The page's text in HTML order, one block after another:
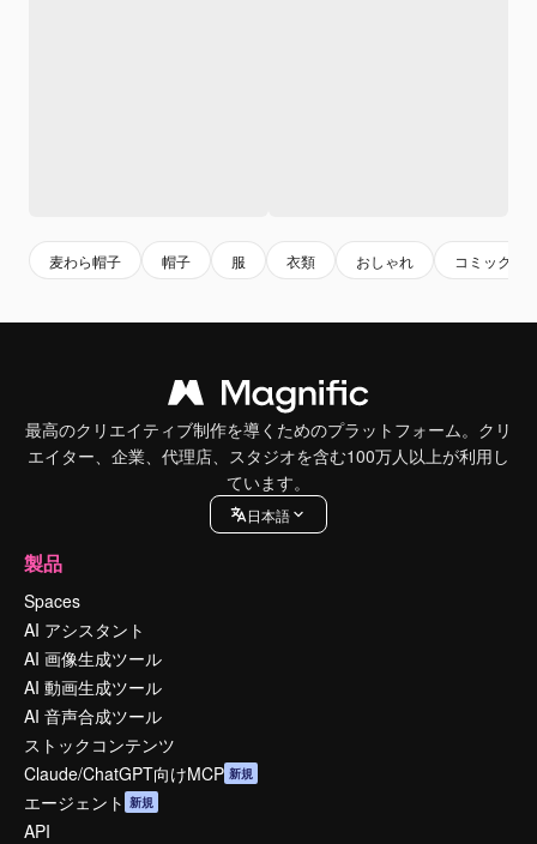
麦わら帽子 帽子 服 衣類 おしゃれ コミックス
最高のクリエイティブ制作を導くためのプラットフォーム。クリ
エイター、企業、代理店、スタジオを含む100万人以上が利用し
ています。
日本語
製品
Spaces
AI アシスタント
AI 画像生成ツール
AI 動画生成ツール
AI 音声合成ツール
ストックコンテンツ
Claude/ChatGPT向けMCP 新規
エージェント 新規
API